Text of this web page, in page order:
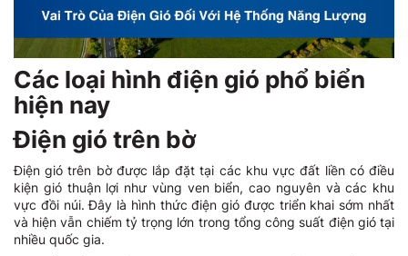
Các loại hình điện gió phổ biển
hiện nay
Điện gió trên bờ
Điện gió trên bờ được lắp đặt tại các khu vực đất liền có điều
kiện gió thuận lợi như vùng ven biển, cao nguyên và các khu
vực đồi núi. Đây là hình thức điện gió được triển khai sớm nhất
và hiện vẫn chiếm tỷ trọng lớn trong tổng công suất điện gió tại
nhiều quốc gia.